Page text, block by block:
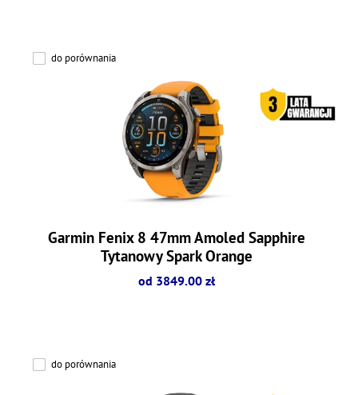
do porównania
Garmin Fenix 8 47mm Amoled Sapphire
Tytanowy Spark Orange
od 3849.00 zł
do porównania